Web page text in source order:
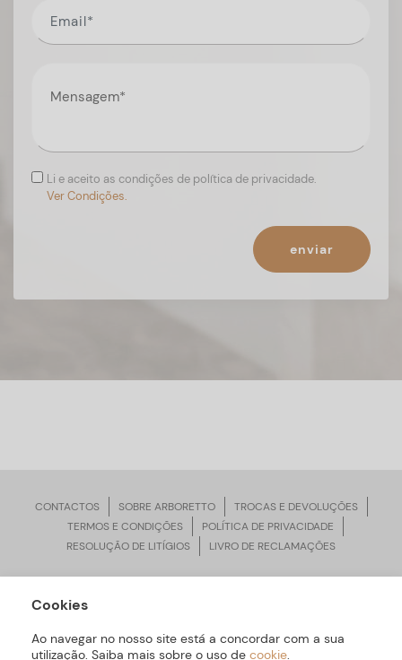
Li e aceito as condições de política de privacidade.
Ver Condições.
enviar
CONTACTOS SOBRE ARBORETTO
TROCAS E DEVOLUÇÕES
TERMOS E CONDIÇÕES
POLÍTICA DE PRIVACIDADE
RESOLUÇÃO DE LITÍGIOS
LIVRO DE RECLAMAÇÕES
ARBORETTO © Todos os Direitos Reservados | Desenvolvido por
Cookies
Ao navegar no nosso site está a concordar com a sua
utilização. Saiba mais sobre o uso de cookie.